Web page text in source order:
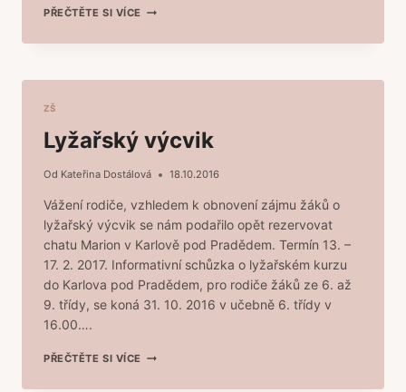
PŘEČTĚTE SI VÍCEDOPRAVNÍ
ZŠ
Lyžařský výcvik
Od Kateřina Dostálová 18.10.2016
Vážení rodiče, vzhledem k obnovení zájmu žáků o
lyžařský výcvik se nám podařilo opět rezervovat
chatu Marion v Karlově pod Pradědem. Termín 13. –
17. 2. 2017. Informativní schůzka o lyžařském kurzu
do Karlova pod Pradědem, pro rodiče žáků ze 6. až
9. třídy, se koná 31. 10. 2016 v učebně 6. třídy v
16.00….
PŘEČTĚTE SI VÍCELYŽAŘSKÝ